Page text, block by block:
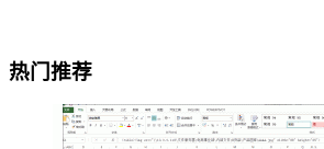
热门推荐